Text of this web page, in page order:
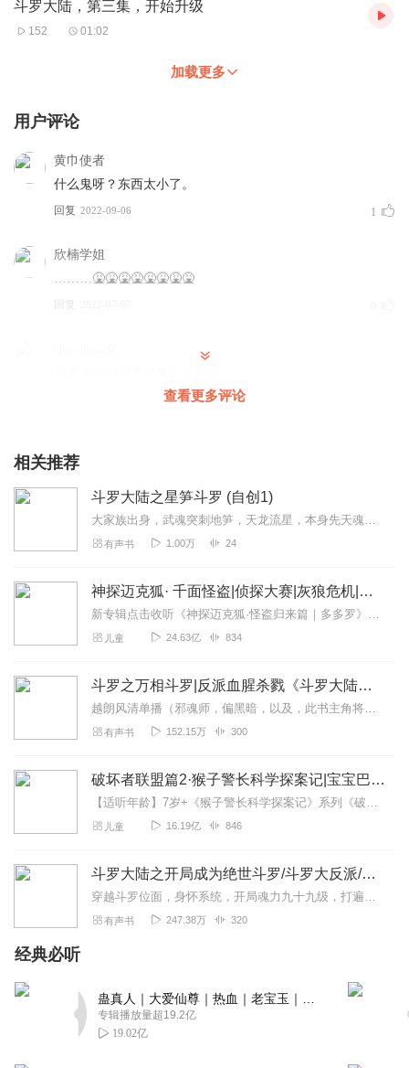
斗罗大陆，第三集，开始升级
152 01:02
加载更多
用户评论
黄巾使者
什么鬼呀？东西太小了。
回复 2022-09-06 1
欣楠学姐
………🤮🤮🤮🤮🤮🤮🤮🤮
回复
查看更多评论
相关推荐
斗罗大陆之星笋斗罗 (自创1)
大家族出身，武魂突刺地笋，天龙流星，本身先天魂力三级，由于本身魂力过低，并且武魂未觉醒，还是竹笋。结果被踢出家族，武魂觉醒以后准备安安分分的当一名刺客，不过同样...
有声书 1.00万 24
神探迈克狐· 千面怪盗|侦探大赛|灰狼危机|多多罗
新专辑点击收听《神探迈克狐·怪盗归来篇｜多多罗》！！！>>>点击进入主播橱窗购买《神探迈克狐》系列图书吧!<<<多多罗故事【点击前往】收听多多罗其他好玩有趣的故...
儿童 24.63亿 834
斗罗之万相斗罗|反派血腥杀戮《斗罗大陆》同人文|单播
越朗风清单播（邪魂师，偏黑暗，以及，此书主角将为斗罗同人文最强主角，没有之一）如果你看惯了千篇一律的斗罗故事，并且想要尝试一些不一样的，那你不妨放细细的品味一下...
有声书 152.15万 300
破坏者联盟篇2·猴子警长科学探案记|宝宝巴士故事
【适听年龄】7岁+《猴子警长科学探案记》系列《破坏者联盟篇1·猴子警长科学探案记》>>>《破坏者联盟篇2·猴子警长科学探案记》>>>《破坏者联盟篇3·猴子警长科...
儿童 16.19亿 846
斗罗大陆之开局成为绝世斗罗/斗罗大反派/虐主角
穿越斗罗位面，身怀系统，开局魂力九十九级，打遍斗罗无敌手，谁敢在我面前称无敌？我的武魂是守护灵！我的天赋无人能及！我自开局已无敌！任你天才又如何？在我面前皆是渣...
有声书 247.38万 320
经典必听
专辑播放量超19.2亿
19.02亿